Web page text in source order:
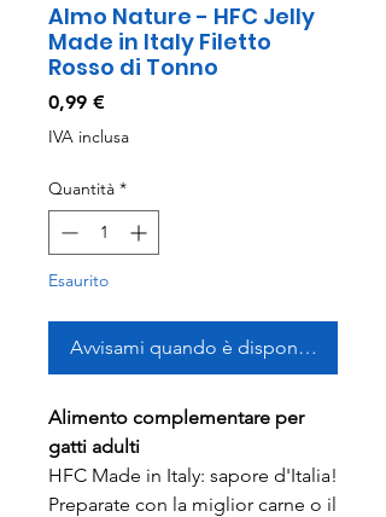
Almo Nature - HFC Jelly
Made in Italy Filetto
Rosso di Tonno
0,99 €Prezzo
IVA inclusa
Quantità *
Esaurito
Avvisami quando è disponibile
Alimento complementare per
gatti adulti
HFC Made in Italy: sapore d'Italia!
Preparate con la miglior carne o il